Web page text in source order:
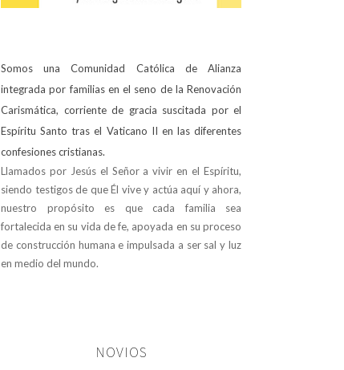
Somos una Comunidad Católica de Alianza
integrada por familias en el seno de la Renovación
Carismática, corriente de gracia suscitada por el
Espíritu Santo tras el Vaticano II en las diferentes
confesiones cristianas.
Llamados por Jesús el Señor a vivir en el Espíritu,
siendo testigos de que Él vive y actúa aquí y ahora,
nuestro propósito es que cada familia sea
fortalecida en su vida de fe, apoyada en su proceso
de construcción humana e impulsada a ser sal y luz
en medio del mundo.
NOVIOS